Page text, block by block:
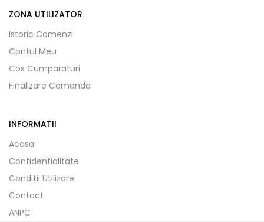
ZONA UTILIZATOR
Istoric Comenzi
Contul Meu
Cos Cumparaturi
Finalizare Comanda
INFORMATII
Acasa
Confidentialitate
Conditii Utilizare
Contact
ANPC